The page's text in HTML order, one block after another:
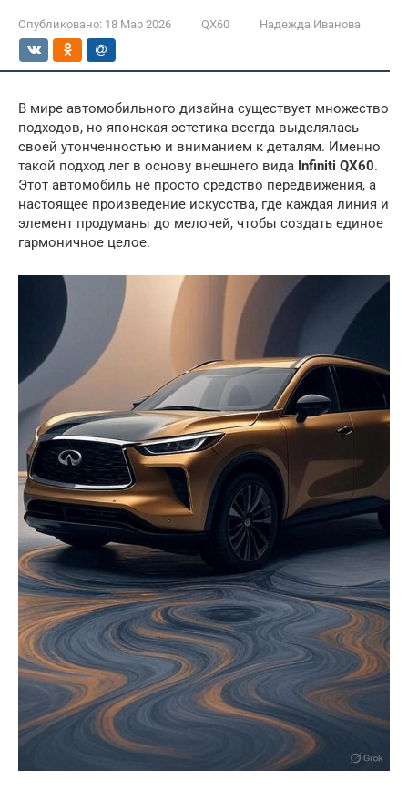
Опубликовано: 18 Мар 2026 QX60 Надежда Иванова
В мире автомобильного дизайна существует множество
подходов, но японская эстетика всегда выделялась
своей утонченностью и вниманием к деталям. Именно
такой подход лег в основу внешнего вида Infiniti QX60.
Этот автомобиль не просто средство передвижения, а
настоящее произведение искусства, где каждая линия и
элемент продуманы до мелочей, чтобы создать единое
гармоничное целое.